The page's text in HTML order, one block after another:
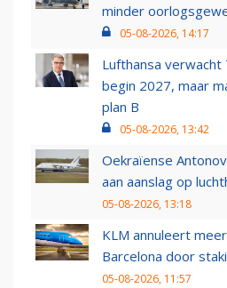
minder
05-08-2026, 14:17
Lufthansa verwacht
begin 2027, maar
plan B
05-08-2026, 13:42
Oekraïense
aan aanslag op
05-08-2026, 13:18
KLM annuleert
Barcelona door
05-08-2026, 11:57